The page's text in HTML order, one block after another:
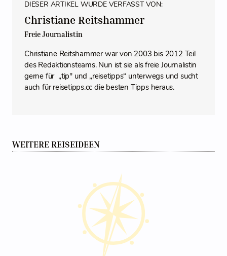
DIESER ARTIKEL WURDE VERFASST VON:
Christiane Reitshammer
Freie Journalistin
Christiane Reitshammer war von 2003 bis 2012 Teil
des Redaktionsteams. Nun ist sie als freie Journalistin
gerne für „tip" und „reisetipps“ unterwegs und sucht
auch für reisetipps.cc die besten Tipps heraus.
WEITERE REISEIDEEN